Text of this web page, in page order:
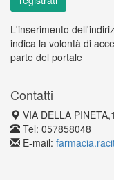
L'inserimento
indica la volontà di
parte del portale
Contatti
VIA DELLA
Tel: 057858048
E-mail: